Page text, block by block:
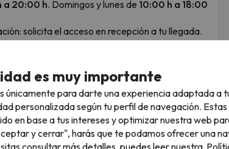
a 20:00 h. Domingos y lunes de 10:00 h a 18:00
solicita el acceso en recepción a tu llegada.
.
para acceder tanto al wellness como al
es muy importante
únicamente para darte una experiencia adaptada a
personalizada según tu perfil de navegación. Estas
en base a tus intereses y optimizar nuestra web
y cerrar", harás que te podamos ofrecer una
consultar más detalles, puedes leer nuestra